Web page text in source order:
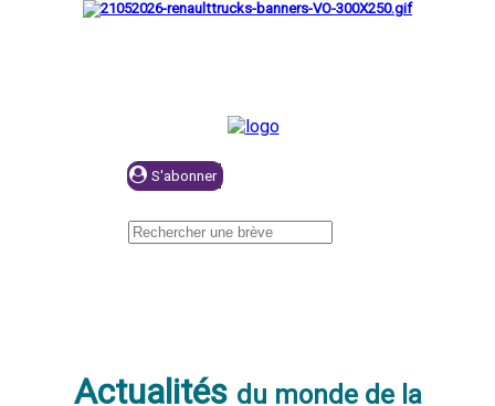
Actualités du monde de la